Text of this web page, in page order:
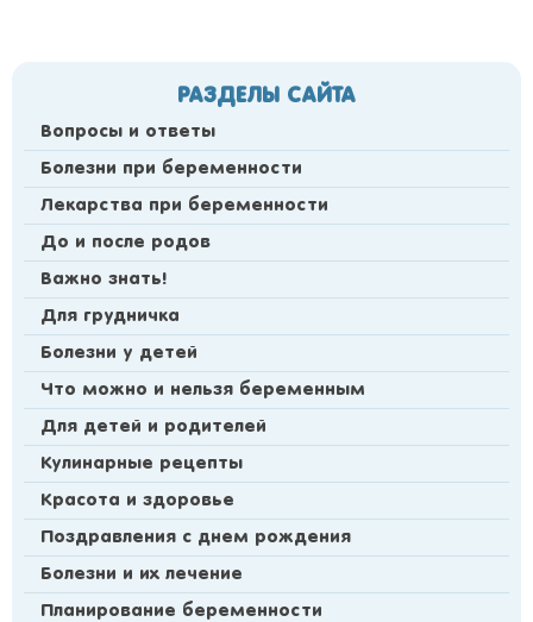
РАЗДЕЛЫ САЙТА
Вопросы и ответы
Болезни при беременности
Лекарства при беременности
До и после родов
Важно знать!
Для грудничка
Болезни у детей
Что можно и нельзя беременным
Для детей и родителей
Кулинарные рецепты
Красота и здоровье
Поздравления с днем рождения
Болезни и их лечение
Планирование беременности